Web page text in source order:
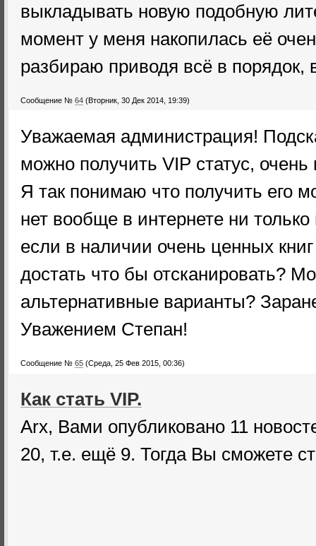
выкладывать новую подобную
момент у меня накопилась её
разбираю приводя всё в порядок,
Сообщение № 64 (Вторник, 30 Дек 2014, 19:39)
Уважаемая администрация!
можно получить VIP статус,
Я так понимаю что получить его
нет вообще в интернете ни
если в наличии очень ценных
достать что бы отсканировать?
альтернативные варианты?
Уважением Степан!
Сообщение № 65 (Среда, 25 Фев 2015, 00:36)
Как стать VIP.
Arx, Вами опубликовано 11
20, т.е. ещё 9. Тогда Вы сможете